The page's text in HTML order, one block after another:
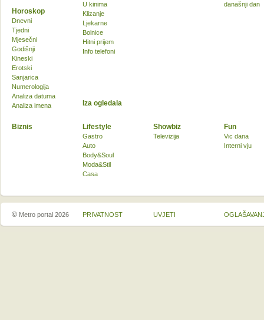
U kinima
Klizanje
Ljekarne
Bolnice
Hitni prijem
Info telefoni
današnji dan
Biznis Lifestyle
Gastro
Auto
Body&Soul
Moda&Stil
Casa
Showbiz
Televizija
Fun
Vic dana
Interni vju
Horoskop
Dnevni
Tjedni
Mjesečni
Godišnji
Kineski
Erotski
Sanjarica
Numerologija
Analiza datuma
Analiza imena
Iza ogledala
© Metro portal 2026 PRIVATNOST UVJETI